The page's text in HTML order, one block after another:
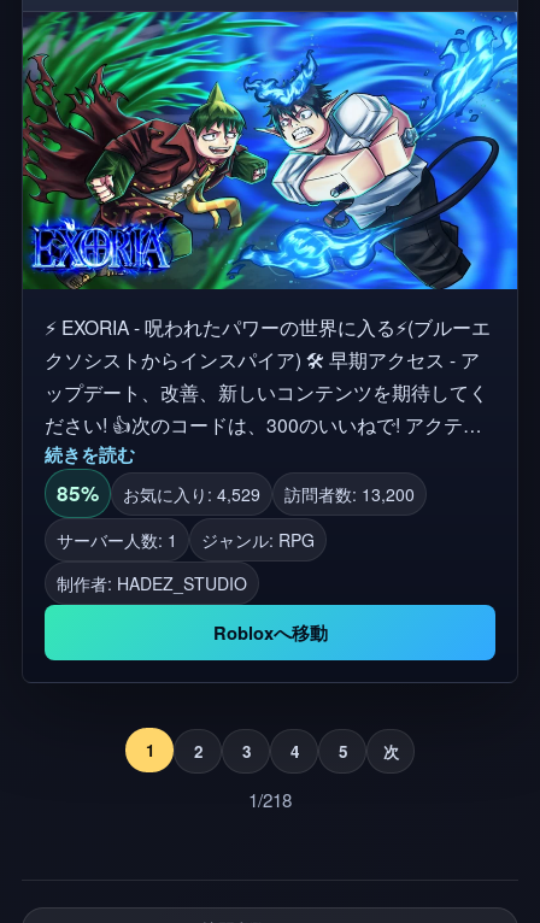
オフスクリプトの笑顔 チョコレートのイチゴのミー
ム - モモイブルーアーカイブ 聴いているよ ネズミの
ダンス アバターを評価する - ソダポップ - 逃げたい
タグ: 未知のメムアニメーション, UMA, メムアニメ
ーション, アニメーションメム
⚡ EXORIA - 呪われたパワーの世界に入る⚡(ブルーエ
クソシストからインスパイア) 🛠 早期アクセス - ア
ップデート、改善、新しいコンテンツを期待してく
ださい! 👍次のコードは、300のいいねで! アクティ
ブなコード:FREETOPLAY、UPATE2、 呪われたゾー
ン、悪魔、精霊、そして隠された秘密でいっぱいの
暗いアニメの世界を探検しよう。 単にプレイしてレ
ベルアップ-戦い、探検、クエスト、またはボスを狩
る。好きなようにプレイしてください。 ⚔️ スピード
で華やかな戦闘 👹 ユニークなメカニックを持つボ
スのダンジョン 🌑 純度ベースの進行状況(スキルと
クエストのロックを解除) 🌲 一部のエリアはあなた
ます 🎯 クエスト、レアドロップ、秘密、進化する
https://www.roblox.com/share/g/14424562
続きを読む
85% お気に入り: 4,529
訪問者数: 13,200
サーバー人数: 1
ジャンル: RPG
制作者: HADEZ_STUDIO
Robloxへ移動
1 2 3 4 5 次
1/218